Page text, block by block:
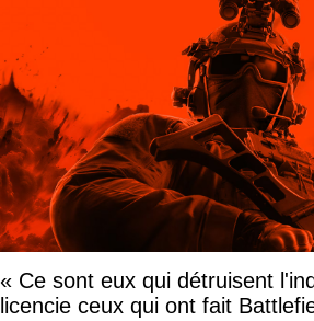
« Ce sont eux qui détruisent
licencie ceux qui ont fait